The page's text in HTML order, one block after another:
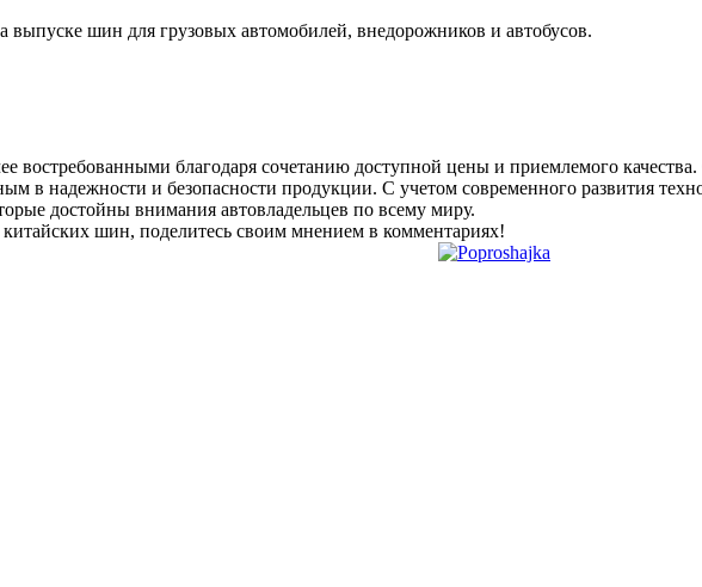
выпуске шин для грузовых автомобилей, внедорожников и автобусов.
востребованными благодаря сочетанию доступной цены и приемлемого
в надежности и безопасности продукции. С учетом современного развития
достойны внимания автовладельцев по всему миру.
китайских шин, поделитесь своим мнением в комментариях!